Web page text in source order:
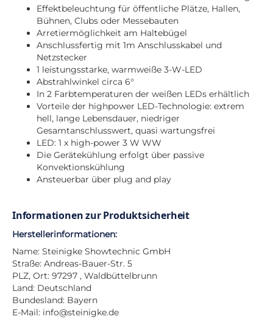
Effektbeleuchtung für öffentliche Plätze, Hallen,
Bühnen, Clubs oder Messebauten
Arretiermöglichkeit am Haltebügel
Anschlussfertig mit 1m Anschlusskabel und
Netzstecker
1 leistungsstarke, warmweiße 3-W-LED
Abstrahlwinkel circa 6°
In 2 Farbtemperaturen der weißen LEDs erhältlich
Vorteile der highpower LED-Technologie: extrem
hell, lange Lebensdauer, niedriger
Gesamtanschlusswert, quasi wartungsfrei
LED: 1 x high-power 3 W WW
Die Gerätekühlung erfolgt über passive
Konvektionskühlung
Ansteuerbar über plug and play
Informationen zur Produktsicherheit
Herstellerinformationen:
Name: Steinigke Showtechnic GmbH
Straße: Andreas-Bauer-Str. 5
PLZ, Ort: 97297 , Waldbüttelbrunn
Land: Deutschland
Bundesland: Bayern
E-Mail: info@steinigke.de